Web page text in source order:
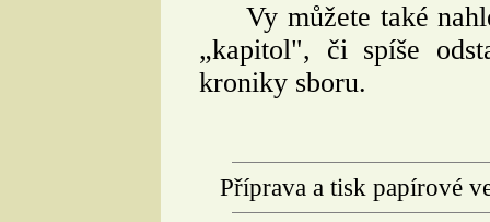
Vy můžete také
„kapitol", či spíše
kroniky sboru.
Příprava a tisk papírové